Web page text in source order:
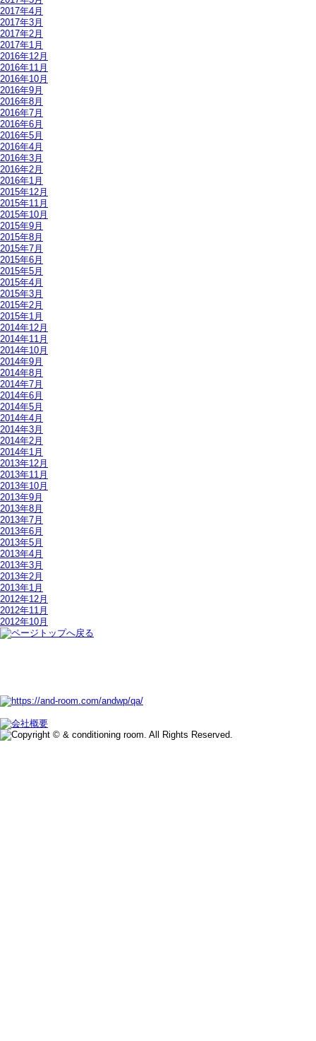
2017年4月
2017年3月
2017年2月
2017年1月
2016年12月
2016年11月
2016年10月
2016年9月
2016年8月
2016年7月
2016年6月
2016年5月
2016年4月
2016年3月
2016年2月
2016年1月
2015年12月
2015年11月
2015年10月
2015年9月
2015年8月
2015年7月
2015年6月
2015年5月
2015年4月
2015年3月
2015年2月
2015年1月
2014年12月
2014年11月
2014年10月
2014年9月
2014年8月
2014年7月
2014年6月
2014年5月
2014年4月
2014年3月
2014年2月
2014年1月
2013年12月
2013年11月
2013年10月
2013年9月
2013年8月
2013年7月
2013年6月
2013年5月
2013年4月
2013年3月
2013年2月
2013年1月
2012年12月
2012年11月
2012年10月